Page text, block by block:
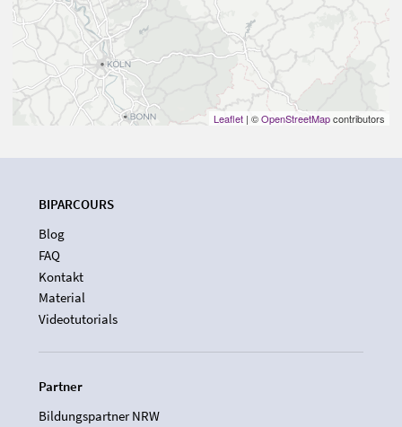
Leaflet | ©OpenStreetMapcontributors
BIPARCOURS
Blog
FAQ
Kontakt
Material
Videotutorials
Partner
Bildungspartner NRW